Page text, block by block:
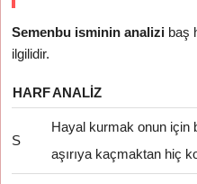
Semenbu isminin analizi baş
ilgilidir.
HARFANALIZ
S
Hayal kurmak onun için
aşırıya kaçmaktan hiç